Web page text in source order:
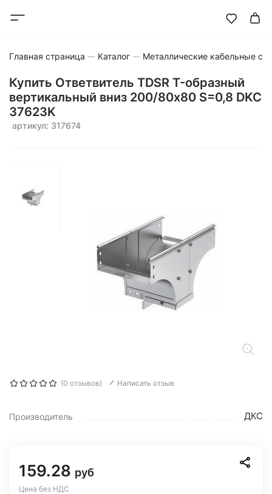
Главная страница Каталог Металлические кабельные
Купить Ответвитель TDSR T-образный
вертикальный вниз 200/80х80 S=0,8 DKC
37623K
артикул: 317674
(0 отзывов) Написать отзыв
Производитель ДКС
159.28 руб
Цена без НДС